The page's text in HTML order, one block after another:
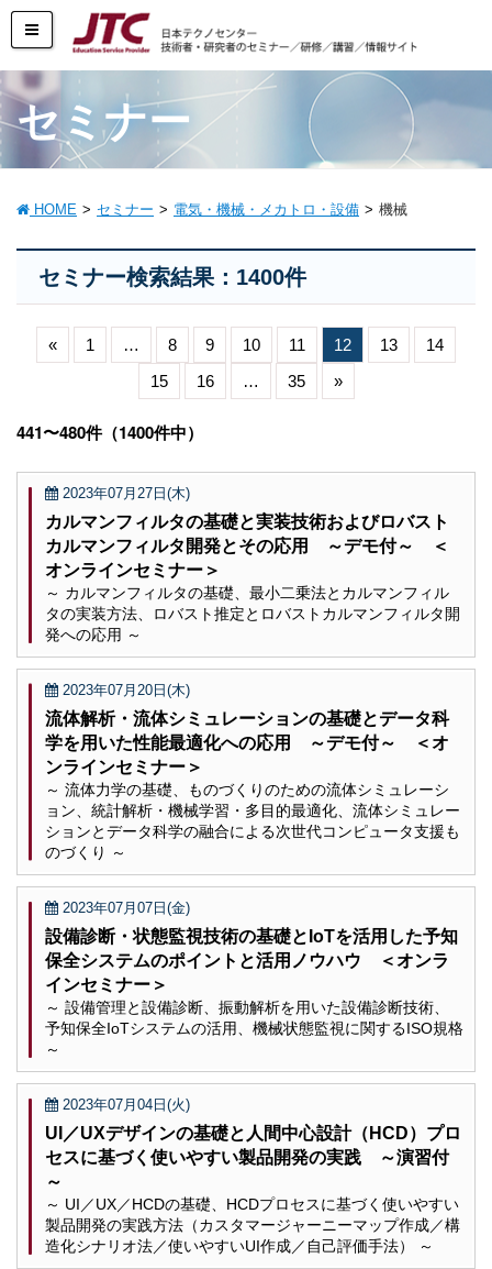
セミナー
HOME セミナー 電気・機械・メカトロ・設備 機械
セミナー検索結果：1400件
« 1 … 8 9 10 11 12 13
14
15
16 … 35 »
441〜480件（1400件中）
2023年07月27日(木)
カルマンフィルタの基礎と実装技術およびロバスト
カルマンフィルタ開発とその応用 ～デモ付～ ＜
オンラインセミナー＞
～ カルマンフィルタの基礎、最小二乗法とカルマンフィル
タの実装方法、ロバスト推定とロバストカルマンフィルタ開
発への応用 ～
2023年07月20日(木)
流体解析・流体シミュレーションの基礎とデータ科
学を用いた性能最適化への応用 ～デモ付～ ＜オ
ンラインセミナー＞
～ 流体力学の基礎、ものづくりのための流体シミュレーシ
ョン、統計解析・機械学習・多目的最適化、流体シミュレー
ションとデータ科学の融合による次世代コンピュータ支援も
のづくり ～
2023年07月07日(金)
設備診断・状態監視技術の基礎とIoTを活用した予知
保全システムのポイントと活用ノウハウ ＜オンラ
インセミナー＞
～ 設備管理と設備診断、振動解析を用いた設備診断技術、
予知保全IoTシステムの活用、機械状態監視に関するISO規格
～
2023年07月04日(火)
UI／UXデザインの基礎と人間中心設計（HCD）プロ
セスに基づく使いやすい製品開発の実践 ～演習付
～
～ UI／UX／HCDの基礎、HCDプロセスに基づく使いやすい
製品開発の実践方法（カスタマージャーニーマップ作成／構
造化シナリオ法／使いやすいUI作成／自己評価手法） ～